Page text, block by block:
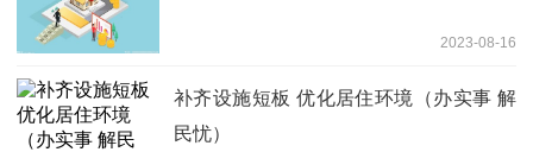
2023-08-16
补齐设施短板 优化居住环境（办实事 解
民忧）